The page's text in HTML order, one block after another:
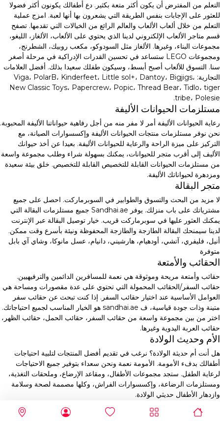
التعلم من المفترض أن يكون أكثر متعة بكثير. دع أطفالك يكونون أكثر فضولا
للعثور على الإجابات بنفس الطريقة التي يشعرون بها أنها لعبة. امزج عملية
التعلم من خلال ألعاب الألعاب والعالم الرائع من الخيالات التي تقدمها. تصفح
قسم متاجر الألعاب الإلكتروني لدينا الذي يحتوي على الألعاب، الألغاز، الليغو،
مجموعات البناء، وغيرها. الألغاز مثل السودوكو، مكعب روبيك، الشطرنج،
ومجموعات LEGO ستساعد في تحسين القدرات الإدراكية في مرحلة أصغر
سنا. التسوق للألعاب أصبح أبسط، وسيكون طفلك سعيدا بذلك. أفضل العلامات
التجارية: Viga، PolarB، Kinderfeet، Little sol+، Dantoy، Bigjigs،
New Classic Toys، Papercrew، Popic، Thread Bear، Tidlo، tiger
tribe، Polesie.
مستلزمات الحيوانات الأليفة
رعاية الحيوانات الأليفة أمر لا مفر منه من أجل رفاهية حيواناتنا الأليفة المحبوبة.
نحن نوفر مستلزمات منتجات الحيوانات الأليفة وإكسسوارات الصيانة، مع
التركيز على ميزة الراحة والرعاية للحيوانات الأليفة. بعيدا عن أخذ حيوانك
الأليف إلى أقرب متجر للحيوانات، يمكنك بسهولة شراء وطلب مجموعة واسعة
من مستلزمات الحيوانات القابلة للتخصيص القابلة للتخصيص. خلق بيئة سعيدة
ومزدهرة لحيواناتك الأليفة.
متجر البقالة
لا مزيد من البحث والتسوق والطوابير في السوبرماركت. احصل على جميع
مشترياتك على باب منزلك. يوفر Sandhai.ae جميع مستلزمات البقالة التي
يمكنك العثور عليها في سوبرماركت قريب. خيار توصيل البقالة عبر الإنترنت
لدينا سيمنحك البقالة الطازجة والطازجة المحفوظة ونيئة بأسرع وقت ممكن.
أنيل، فليفري، آتشي، أودهيام، هارشيني، دانيام، عسل مانوكا، وشاي آي بابل
متوفرة
الحقائب والأمتعة
حقائب وأمتعة مريحة وموثوقة هي نعمة للمسافرين الدائمين والترفيهيين.
حقائب السفر/الحقائب المحمولة التي تحتوي على عدة مقصورات ومساحة هي
العوامل الأساسية عند اختيار حقائب السفر. إذا كنت تبحث عن حقائب سفر
متينة وذات جودة قياسية، ف sandhai.ae هو الخيار المناسب لجميع احتياجاتك.
اختر من بين مجموعة واسعة من حقائب السفر، حقائب الحمل، حقائب الظهر،
حقائب العربة اليدوية وغيرها.
الأم وحديث الولادة
هل أنت أم حديثة الولادة؟ نرغب في تقديم أفضل المنتجات لتلبية احتياجات
أطفالك بدفء الأمومة. الأمومة نعمة ونحن سعداء بتوفير جميع الاحتياجات
لرعاية الطفل. ستجد مجموعات الأطفال، ومقاعد الإرضاع، وملحقات التغذية،
ومستلزمات الرضاعة، وإكسسوارات الفراش، وكلها مصممة لصحة وسلامة
وازدهار الأطفال حديثي الولادة.